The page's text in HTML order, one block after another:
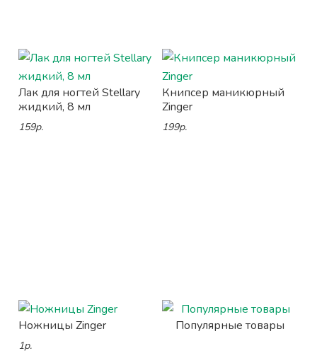
Лак для ногтей Stellary
жидкий, 8 мл
159р.
Книпсер маникюрный
Zinger
199р.
Ножницы Zinger
1р.
Популярные товары